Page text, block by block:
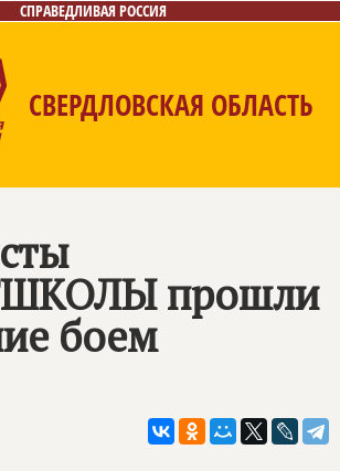
СПРАВЕДЛИВАЯ РОССИЯ
СВЕРДЛОВСКАЯ ОБЛАСТЬ
прошли
боем